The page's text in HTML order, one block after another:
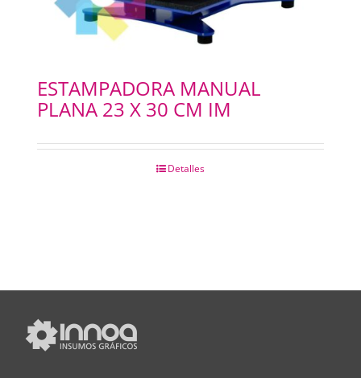
ESTAMPADORA MANUAL
PLANA 23 X 30 CM IM
Detalles